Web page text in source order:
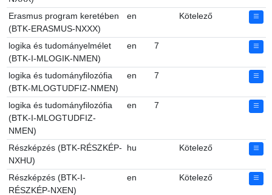
Erasmus program keretében
(BTK-ERASMUS-NXXX)
en Kötelező
logika és tudományelmélet
(BTK-I-MLOGIK-NMEN)
en 7
logika és tudományfilozófia
(BTK-MLOGTUDFIZ-NMEN)
en 7
logika és tudományfilozófia
(BTK-I-MLOGTUDFIZ-
NMEN)
en 7
Részképzés (BTK-RÉSZKÉP-
NXHU)
hu Kötelező
Részképzés (BTK-I-
RÉSZKÉP-NXEN)
en Kötelező